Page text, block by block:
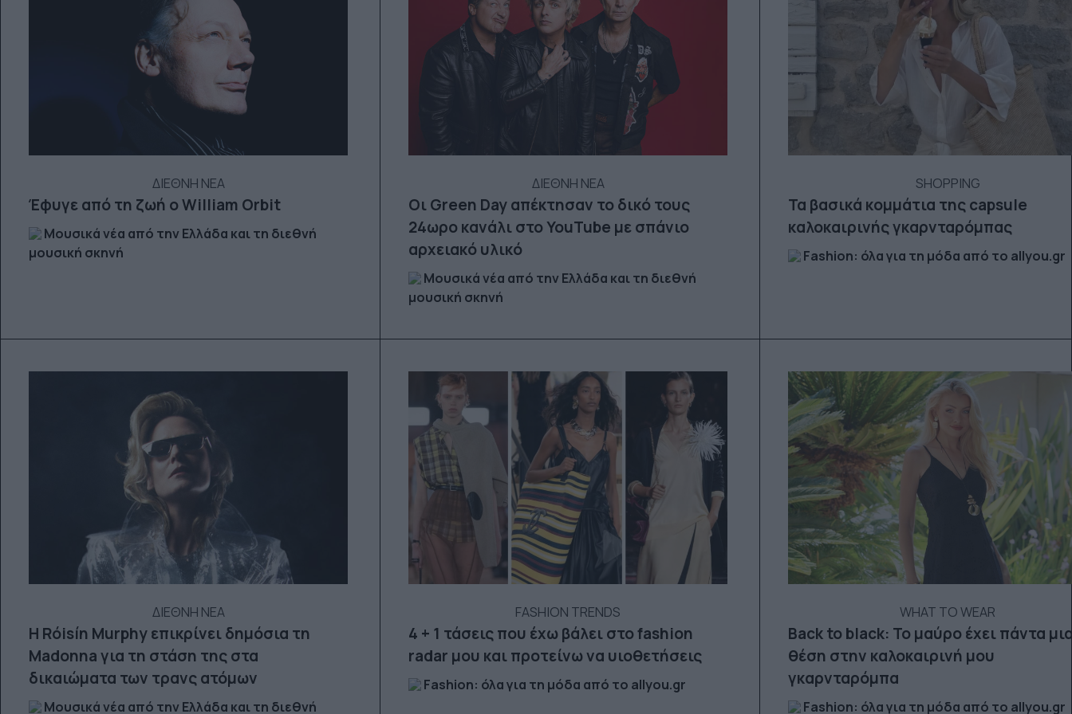
ΔΙΕΘΝΗ ΝΕΑ
Έφυγε από τη ζωή ο William Orbit
Μουσικά νέα από την Ελλάδα και τη διεθνή
μουσική σκηνή
ΔΙΕΘΝΗ ΝΕΑ
Οι Green Day απέκτησαν το δικό τους
24ωρο κανάλι στο YouTube με σπάνιο
αρχειακό υλικό
Μουσικά νέα από την Ελλάδα και τη διεθνή
μουσική σκηνή
SHOPPING
Τα βασικά κομμάτια της capsule
καλοκαιρινής γκαρνταρόμπας
Fashion: όλα για τη μόδα από το allyou.gr
ΔΙΕΘΝΗ ΝΕΑ
Η Róisín Murphy επικρίνει δημόσια τη
Madonna για τη στάση της στα
δικαιώματα των τρανς ατόμων
Μουσικά νέα από την Ελλάδα και τη διεθνή
FASHION TRENDS
4 + 1 τάσεις που έχω βάλει στο fashion
radar μου και προτείνω να υιοθετήσεις
Fashion: όλα για τη μόδα από το allyou.gr
WHAT TO WEAR
Back to black: Το μαύρο έχει πάντα
θέση στην καλοκαιρινή μου
γκαρνταρόμπα
Fashion: όλα για τη μόδα από το allyou.gr